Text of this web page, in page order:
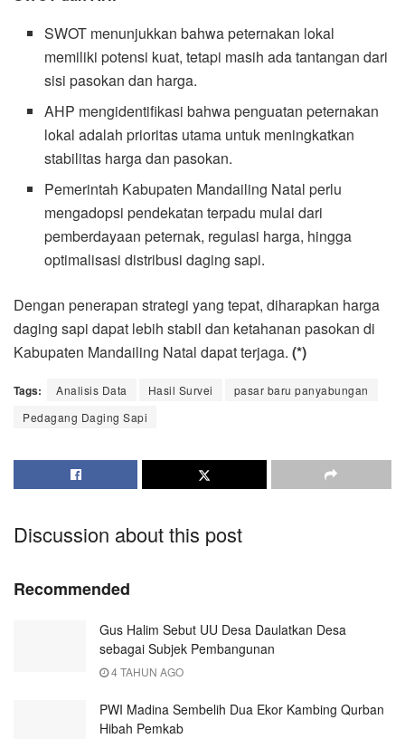
SWOT menunjukkan bahwa peternakan lokal
memiliki potensi kuat, tetapi masih ada tantangan dari
sisi pasokan dan harga.
AHP mengidentifikasi bahwa penguatan peternakan
lokal adalah prioritas utama untuk meningkatkan
stabilitas harga dan pasokan.
Pemerintah Kabupaten Mandailing Natal perlu
mengadopsi pendekatan terpadu mulai dari
pemberdayaan peternak, regulasi harga, hingga
optimalisasi distribusi daging sapi.
Dengan penerapan strategi yang tepat, diharapkan harga
daging sapi dapat lebih stabil dan ketahanan pasokan di
Kabupaten Mandailing Natal dapat terjaga. (*)
Tags: Analisis Data Hasil Survei
pasar baru panyabungan
Pedagang Daging Sapi
Discussion about this post
Recommended
Gus Halim Sebut UU Desa Daulatkan Desa
sebagai Subjek Pembangunan
4 TAHUN AGO
PWI Madina Sembelih Dua Ekor Kambing Qurban
Hibah Pemkab